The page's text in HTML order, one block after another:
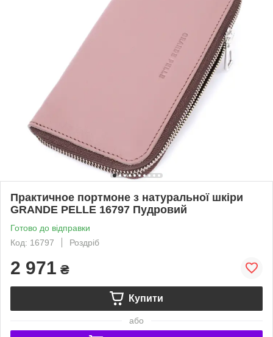
Практичное портмоне з натуральної шкіри
GRANDE PELLE 16797 Пудровий
Готово до відправки
Код: 16797
Роздріб
2 971 ₴
Купити
або